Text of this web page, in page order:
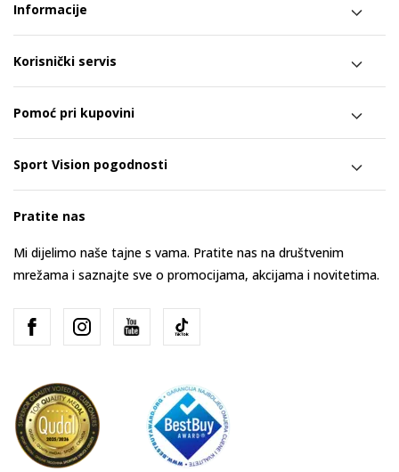
Informacije
Korisnički servis
Pomoć pri kupovini
Sport Vision pogodnosti
Pratite nas
Mi dijelimo naše tajne s vama. Pratite nas na društvenim
mrežama i saznajte sve o promocijama, akcijama i novitetima.